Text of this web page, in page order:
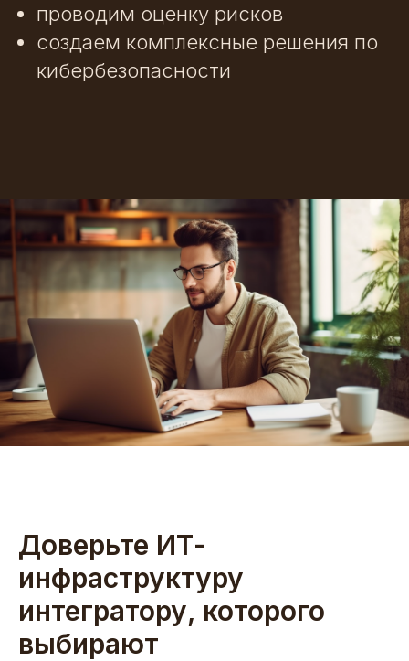
проводим оценку рисков
создаем комплексные решения по
кибербезопасности
Доверьте ИТ-
инфраструктуру
интегратору, которого
выбирают